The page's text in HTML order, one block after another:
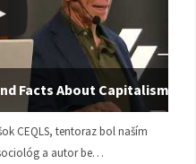
Facts About Capitalism
CEQLS, tentoraz bol naším
a autor be…